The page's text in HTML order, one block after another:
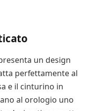
un design
perfettamente al
e il cinturino in
al orologio uno